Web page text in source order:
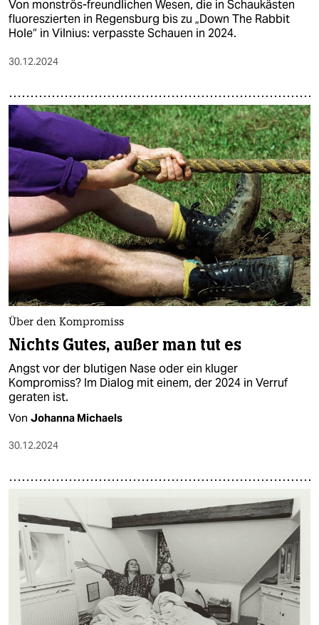
Von monströs-freundlichen Wesen, die in Schaukästen
fluoreszierten in Regensburg bis zu „Down The Rabbit
Hole“ in Vilnius: verpasste Schauen in 2024.
30.12.2024
Über den Kompromiss
Nichts Gutes, außer man tut es
Angst vor der blutigen Nase oder ein kluger
Kompromiss? Im Dialog mit einem, der 2024 in Verruf
geraten ist.
Von Johanna Michaels
30.12.2024